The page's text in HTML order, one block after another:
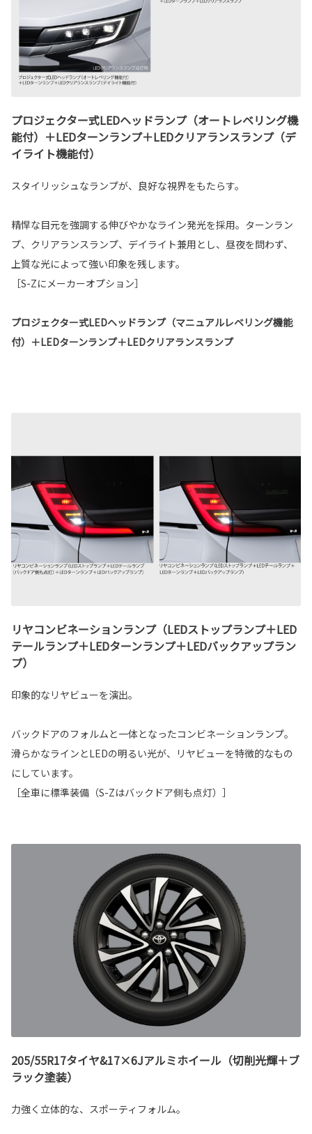
プロジェクター式LEDヘッドランプ（オートレベリング機
能付）＋LEDターンランプ＋LEDクリアランスランプ（デ
イライト機能付）
スタイリッシュなランプが、良好な視界をもたらす。
精悍な目元を強調する伸びやかなライン発光を採用。ターンラン
プ、クリアランスランプ、デイライト兼用とし、昼夜を問わず、
上質な光によって強い印象を残します。
［S-Zにメーカーオプション］
プロジェクター式LEDヘッドランプ（マニュアルレベリング機能
付）＋LEDターンランプ＋LEDクリアランスランプ
リヤコンビネーションランプ（LEDストップランプ＋LED
テールランプ＋LEDターンランプ＋LEDバックアップラン
プ）
印象的なリヤビューを演出。
バックドアのフォルムと一体となったコンビネーションランプ。
滑らかなラインとLEDの明るい光が、リヤビューを特徴的なもの
にしています。
［全車に標準装備（S-Zはバックドア側も点灯）］
205/55R17タイヤ&17×6Jアルミホイール（切削光輝＋ブ
ラック塗装）
力強く立体的な、スポーティフォルム。